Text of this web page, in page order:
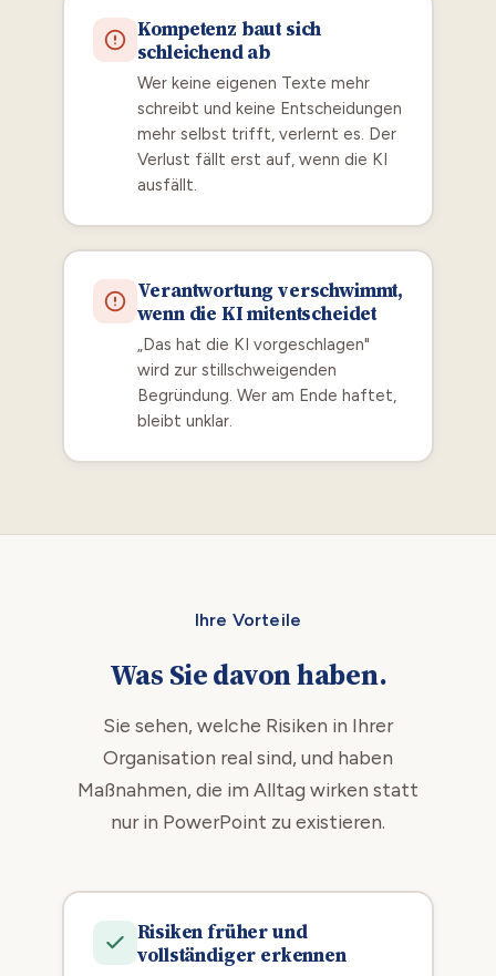
Kompetenz baut sich
schleichend ab
Wer keine eigenen Texte mehr
schreibt und keine Entscheidungen
mehr selbst trifft, verlernt es. Der
Verlust fällt erst auf, wenn die KI
ausfällt.
Verantwortung verschwimmt,
wenn die KI mitentscheidet
„Das hat die KI vorgeschlagen"
wird zur stillschweigenden
Begründung. Wer am Ende haftet,
bleibt unklar.
Ihre Vorteile
Was Sie davon haben.
Sie sehen, welche Risiken in Ihrer
Organisation real sind, und haben
Maßnahmen, die im Alltag wirken statt
nur in PowerPoint zu existieren.
Risiken früher und
vollständiger erkennen